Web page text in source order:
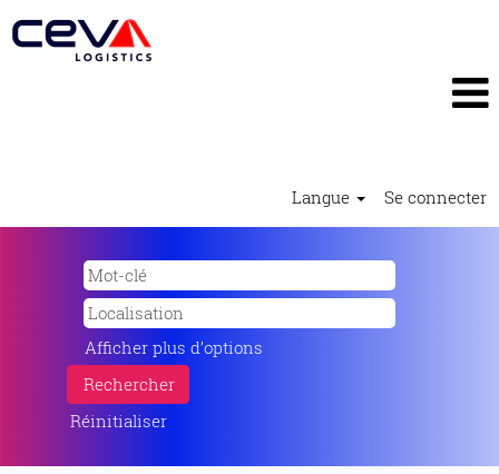
Langue Se connecter
Afficher plus d’options
Réinitialiser